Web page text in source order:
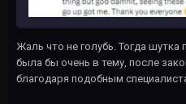
Жаль что не голубь. Тогда
была бы очень в тему, после
благодаря подобным